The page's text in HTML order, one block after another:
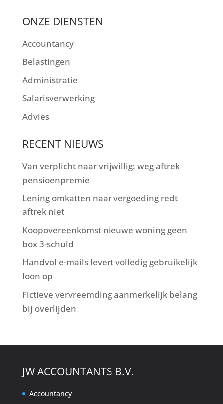
ONZE DIENSTEN
Accountancy
Belastingen
Administratie
Salarisverwerking
Advies
RECENT NIEUWS
Van verplicht naar vrijwillig: weg aftrek
pensioenpremie
Lening omkatten naar vergoeding redt
aftrek niet
Koopovereenkomst nieuwe woning geen
box 3-schuld
Handvol e-mails levert volledig gebruikelijk
loon op
Fictieve vervreemding aanmerkelijk belang
bij overlijden
JW ACCOUNTANTS B.V.
Accountancy